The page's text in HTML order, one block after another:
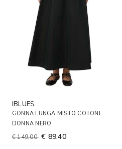
IBLUES
GONNA LUNGA MISTO COTONE
DONNA NERO
€ 149,00 € 89,40